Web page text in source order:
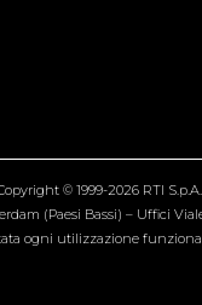
© 1999-2026 RTI
(Paesi Bassi) – Uffici
ogni utilizzazione